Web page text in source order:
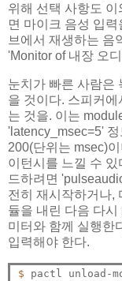
위해 선택 사항도
면 마이크 음성 입
브에서 재생하는 음
'Monitor of 내장 오
눈치가 빠른 사람은
을 것이다. 스피커
는 것을. 이는
'latency_msec=5'
200(단위는 msec)
이턴시를 느낄 수
드하려면
전히 재시작하거나,
듈을 내린 다음 다
미터와 함께 실행한
입력해야 한다.
$